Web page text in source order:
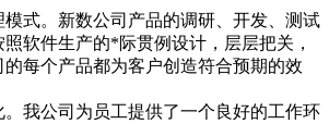
式。新数公司产品的调研、开发、测试
软件生产的*际贯例设计，层层把关，
每个产品都为客户创造符合预期的效
我公司为员工提供了一个良好的工作环